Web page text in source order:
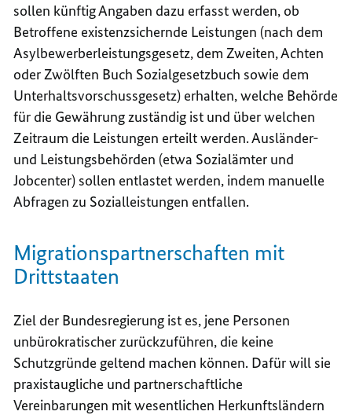
sollen künftig Angaben dazu erfasst werden, ob
Betroffene existenzsichernde Leistungen (nach dem
Asylbewerberleistungsgesetz, dem Zweiten, Achten
oder Zwölften Buch Sozialgesetzbuch sowie dem
Unterhaltsvorschussgesetz) erhalten, welche Behörde
für die Gewährung zuständig ist und über welchen
Zeitraum die Leistungen erteilt werden. Ausländer-
und Leistungsbehörden (etwa Sozialämter und
Jobcenter) sollen entlastet werden, indem manuelle
Abfragen zu Sozialleistungen entfallen.
Migrationspartnerschaften mit
Drittstaaten
Ziel der Bundesregierung ist es, jene Personen
unbürokratischer zurückzuführen, die keine
Schutzgründe geltend machen können. Dafür will sie
praxistaugliche und partnerschaftliche
Vereinbarungen mit wesentlichen Herkunftsländern